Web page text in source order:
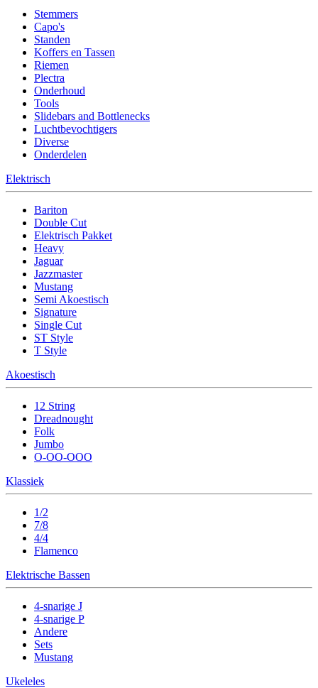
Stemmers
Capo's
Standen
Koffers en Tassen
Riemen
Plectra
Onderhoud
Tools
Slidebars and Bottlenecks
Luchtbevochtigers
Diverse
Onderdelen
Elektrisch
Bariton
Double Cut
Elektrisch Pakket
Heavy
Jaguar
Jazzmaster
Mustang
Semi Akoestisch
Signature
Single Cut
ST Style
T Style
Akoestisch
12 String
Dreadnought
Folk
Jumbo
O-OO-OOO
Klassiek
1/2
7/8
4/4
Flamenco
Elektrische Bassen
4-snarige J
4-snarige P
Andere
Sets
Mustang
Ukeleles